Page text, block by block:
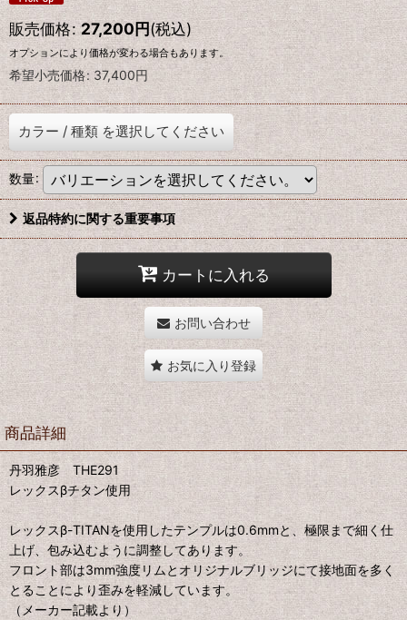
販売価格: 27,200円(税込)
オプションにより価格が変わる場合もあります。
希望小売価格: 37,400円
カラー / 種類 を選択してください
数量:
返品特約に関する重要事項
カートに入れる
お問い合わせ
お気に入り登録
商品詳細
丹羽雅彦 THE291
レックスβチタン使用
レックスβ-TITANを使用したテンプルは0.6mmと、極限まで細く仕
上げ、包み込むように調整してあります。
フロント部は3mm強度リムとオリジナルブリッジにて接地面を多く
とることにより歪みを軽減しています。
（メーカー記載より）